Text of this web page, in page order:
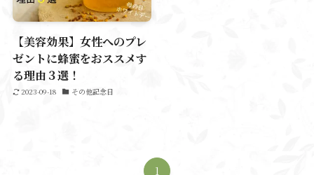
【美容効果】女性へのプレ
ゼントに蜂蜜をおススメす
る理由３選！
2023-09-18 その他記念日
1